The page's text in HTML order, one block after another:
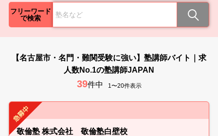
フリーワード
で検索
【名古屋市・名門・難関受験に強い】塾講師バイト｜求
人数No.1の塾講師JAPAN
39件中 1〜20件表示
敬倫塾 株式会社 敬倫塾白壁校